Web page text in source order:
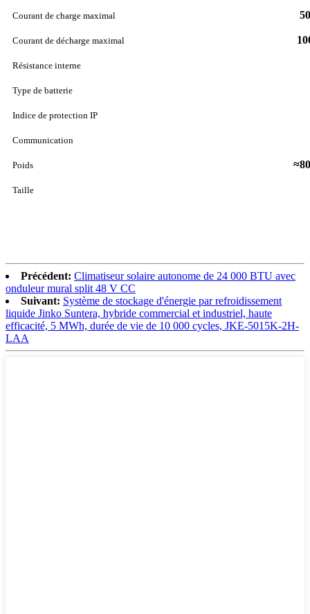
Courant de charge maximal
Courant de décharge maximal
Résistance interne
Type de batterie
Indice de protection IP
Communication
Poids
Taille
Précédent: Climatiseur solaire autonome de 24 000 BTU avec
onduleur mural split 48 V CC
Suivant: Système de stockage d'énergie par refroidissement
liquide Jinko Suntera, hybride commercial et industriel, haute
efficacité, 5 MWh, durée de vie de 10 000 cycles, JKE-5015K-2H-
LAA